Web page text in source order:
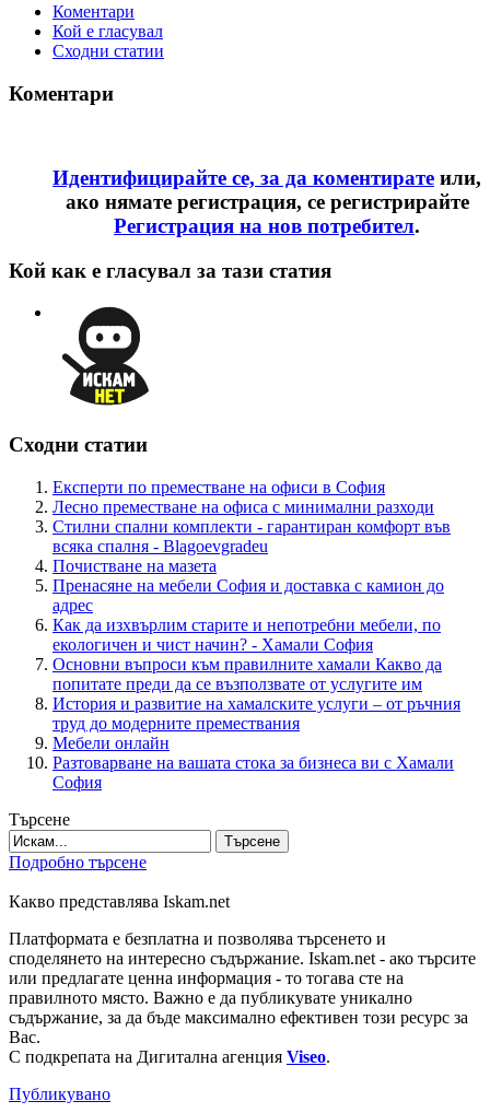
Коментари
Кой е гласувал
Сходни статии
Коментари
Идентифицирайте се, за да коментирате или,
ако нямате регистрация, се регистрирайте
Регистрация на нов потребител.
Кой как е гласувал за тази статия
Сходни статии
Експерти по преместване на офиси в София
Лесно преместване на офиса с минимални разходи
Стилни спални комплекти - гарантиран комфорт във
всяка спалня - Blagoevgradeu
Почистване на мазета
Пренасяне на мебели София и доставка с камион до
адрес
Как да изхвърлим старите и непотребни мебели, по
екологичен и чист начин? - Хамали София
Основни въпроси към правилните хамали Какво да
попитате преди да се възползвате от услугите им
История и развитие на хамалските услуги – от ръчния
труд до модерните премествания
Мебели онлайн
Разтоварване на вашата стока за бизнеса ви с Хамали
София
Търсене
Търсене
Подробно търсене
Какво представлява Iskam.net
Платформата е безплатна и позволява търсенето и
споделянето на интересно съдържание. Iskam.net - ако търсите
или предлагате ценна информация - то тогава сте на
правилното място. Важно е да публикувате уникално
съдържание, за да бъде максимално ефективен този ресурс за
Вас.
С подкрепата на Дигитална агенция Viseo.
Публикувано